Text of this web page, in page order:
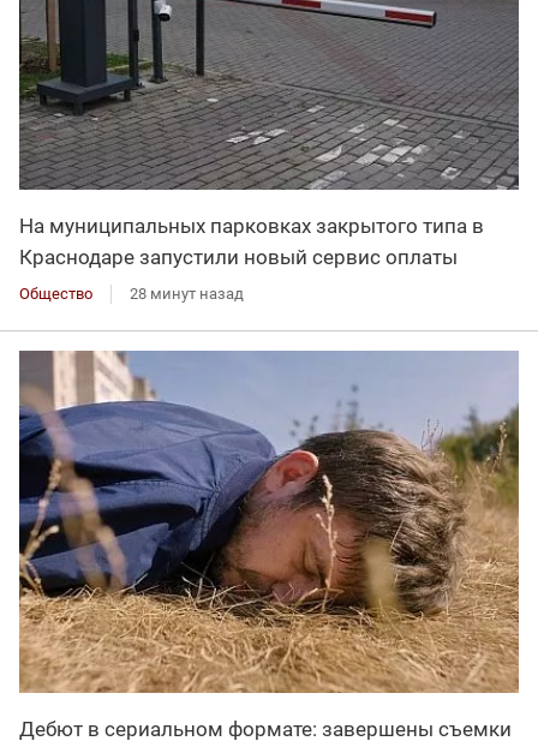
На муниципальных парковках закрытого типа в
Краснодаре запустили новый сервис оплаты
Общество 28 минут назад
Дебют в сериальном формате: завершены съемки